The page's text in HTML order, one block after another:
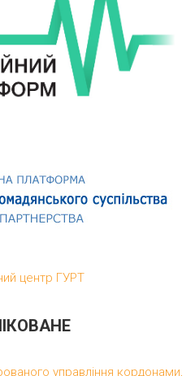
управління кордонами,